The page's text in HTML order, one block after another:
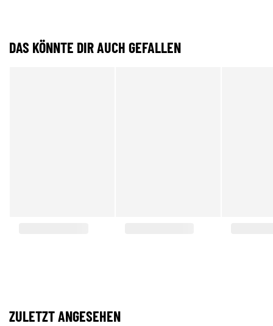
DAS KÖNNTE DIR AUCH GEFALLEN
ZULETZT ANGESEHEN